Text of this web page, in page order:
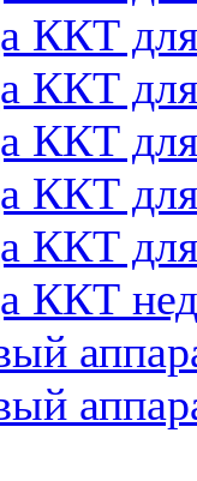
ККТ
для
ККТ
для
ККТ
ККТ